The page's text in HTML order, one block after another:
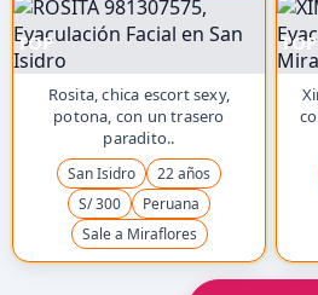
TOP
Rosita, chica escort sexy,
potona, con un trasero
paradito..
San Isidro
22 años
S/ 300
Peruana
Sale a Miraflores
TOP